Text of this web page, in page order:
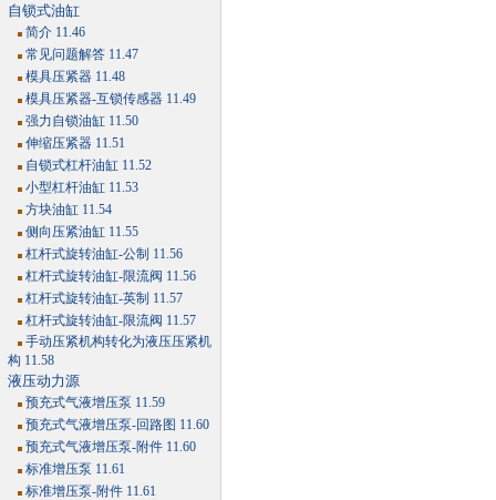
自锁式油缸
简介 11.46
常见问题解答 11.47
模具压紧器 11.48
模具压紧器-互锁传感器 11.49
强力自锁油缸 11.50
伸缩压紧器 11.51
自锁式杠杆油缸 11.52
小型杠杆油缸 11.53
方块油缸 11.54
侧向压紧油缸 11.55
杠杆式旋转油缸-公制 11.56
杠杆式旋转油缸-限流阀 11.56
杠杆式旋转油缸-英制 11.57
杠杆式旋转油缸-限流阀 11.57
手动压紧机构转化为液压压紧机
构 11.58
液压动力源
预充式气液增压泵 11.59
预充式气液增压泵-回路图 11.60
预充式气液增压泵-附件 11.60
标准增压泵 11.61
标准增压泵-附件 11.61